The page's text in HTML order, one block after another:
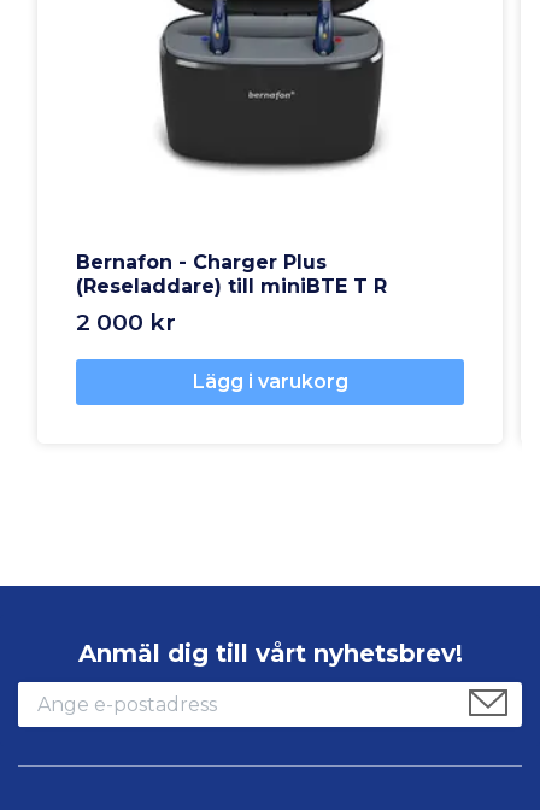
Bernafon - Charger Plus
(Reseladdare) till miniBTE T R
2 000 kr
Lägg i varukorg
Anmäl dig till vårt nyhetsbrev!